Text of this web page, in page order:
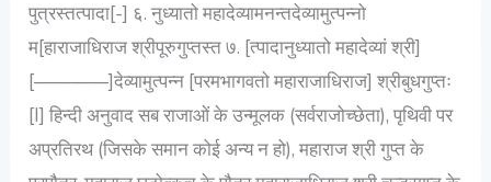
पुत्रस्तत्पादा[-] ६. नुध्यातो महादेव्यामनन्तदेव्यामुत्पन्नो
म[हाराजाधिराज श्रीपूरुगुप्तस्त ७. [त्पादानुध्यातो महादेव्यां श्री]
[————]देव्यामुत्पन्न [परमभागवतो महाराजाधिराज] श्रीबुधगुप्तः
[I] हिन्दी अनुवाद सब राजाओं के उन्मूलक (सर्वराजोच्छेता), पृथिवी पर
अप्रतिरथ (जिसके समान कोई अन्य न हो), महाराज श्री गुप्त के